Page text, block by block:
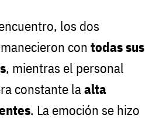
los dos
con todas sus
, mientras el personal
constante laalta
. La emoción se hizo